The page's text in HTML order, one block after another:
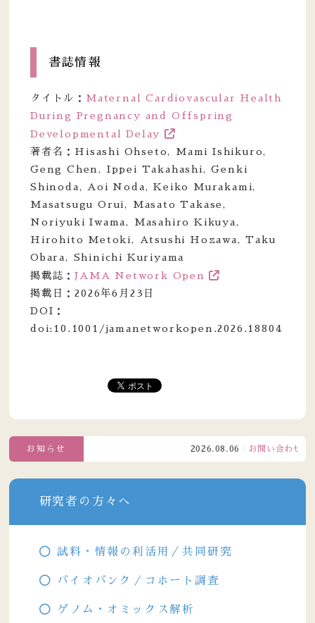
書誌情報
タイトル： Maternal Cardiovascular Health
During Pregnancy and Offspring
Developmental Delay
著者名：Hisashi Ohseto, Mami Ishikuro,
Geng Chen, Ippei Takahashi, Genki
Shinoda, Aoi Noda, Keiko Murakami,
Masatsugu Orui, Masato Takase,
Noriyuki Iwama, Masahiro Kikuya,
Hirohito Metoki, Atsushi Hozawa, Taku
Obara, Shinichi Kuriyama
掲載誌：JAMA Network Open
掲載日：2026年6月23日
DOI：
doi:10.1001/jamanetworkopen.2026.18804
お知らせ 2026.08.06 お問い合わせ窓
研究者の方々へ
試料・情報の利活用／共同研究
バイオバンク／コホート調査
ゲノム・オミックス解析